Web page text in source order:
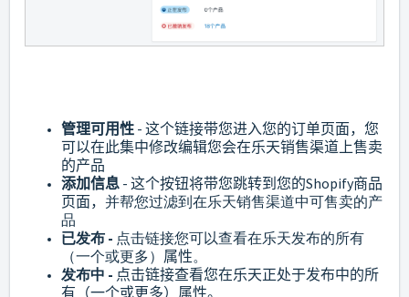
管理可用性 - 这个链接带您进入您的订单页面，您
可以在此集中修改编辑您会在乐天销售渠道上售卖
的产品
添加信息 - 这个按钮将带您跳转到您的Shopify商品
页面， 并帮您过滤到在乐天销售渠道中可售卖的产
品
已发布 - 点击链接您可以查看在乐天发布的所有
（一个或更多） 属性。
发布中 - 点击链接查看您在乐天正处于发布中的所
有（一个或更多）属性。